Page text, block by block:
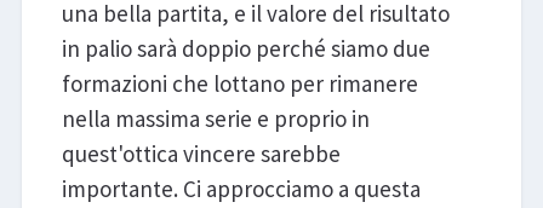
una bella partita, e il valore del risultato
in palio sarà doppio perché siamo due
formazioni che lottano per rimanere
nella massima serie e proprio in
quest'ottica vincere sarebbe
importante. Ci approcciamo a questa